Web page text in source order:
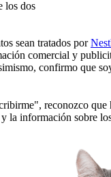
los dos
sean tratados por
comercial y
confirmo que
reconozco que
y la información sobre